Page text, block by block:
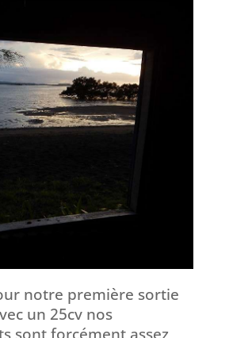
notre première sortie
un 25cv nos
sont forcément assez